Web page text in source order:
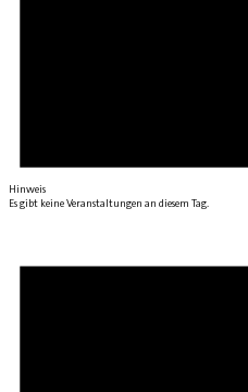
Hinweis
Es gibt keine Veranstaltungen an diesem Tag.